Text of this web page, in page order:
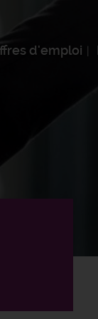
d'emploi